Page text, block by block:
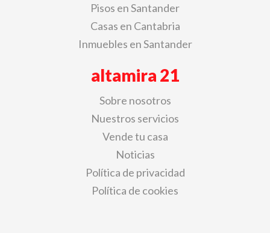
Pisos en Santander
Casas en Cantabria
Inmuebles en Santander
altamira 21
Sobre nosotros
Nuestros servicios
Vende tu casa
Noticias
Política de privacidad
Política de cookies